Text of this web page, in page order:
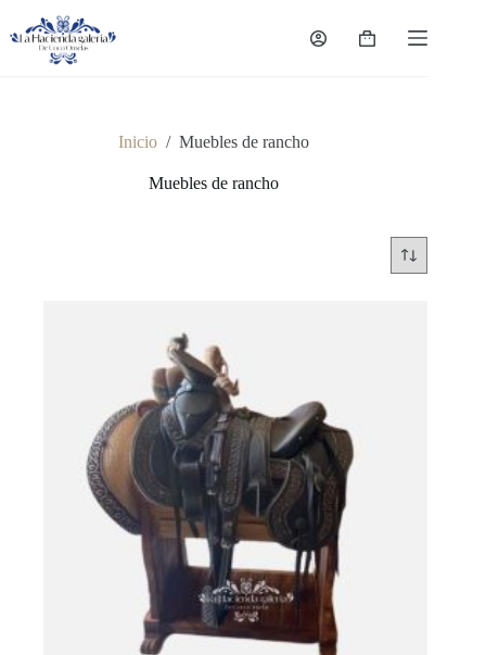
contenido
Carro
Inicio / Muebles de rancho
Muebles de rancho